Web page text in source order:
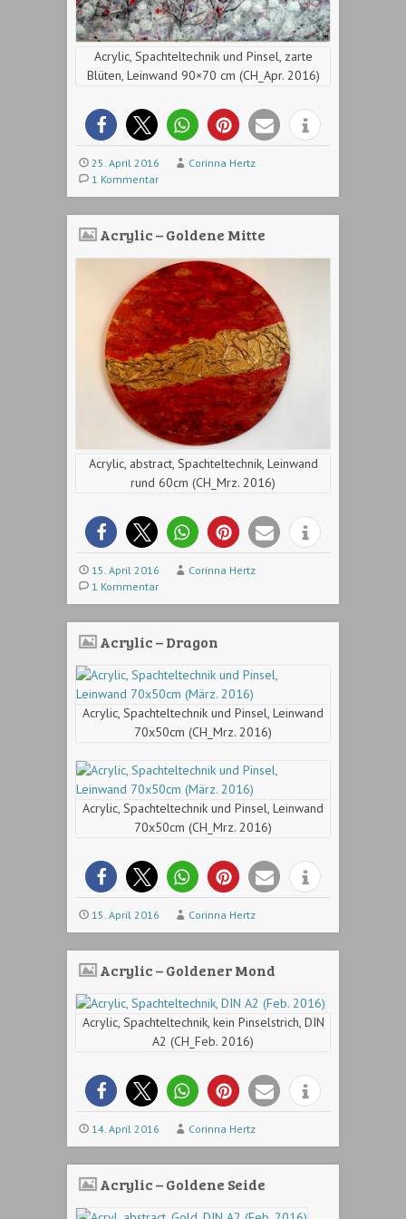
Acrylic, Spachteltechnik und Pinsel, zarte
Blüten, Leinwand 90×70 cm (CH_Apr. 2016)
25. April 2016
Corinna Hertz
1 Kommentar
Acrylic – Goldene Mitte
Acrylic, abstract, Spachteltechnik, Leinwand
rund 60cm (CH_Mrz. 2016)
15. April 2016
Corinna Hertz
1 Kommentar
Acrylic – Dragon
Acrylic, Spachteltechnik und Pinsel, Leinwand
70x50cm (CH_Mrz. 2016)
Acrylic, Spachteltechnik und Pinsel, Leinwand
70x50cm (CH_Mrz. 2016)
15. April 2016 Corinna Hertz
Acrylic – Goldener Mond
Acrylic, Spachteltechnik, kein Pinselstrich, DIN
A2 (CH_Feb. 2016)
14. April 2016 Corinna Hertz
Acrylic – Goldene Seide